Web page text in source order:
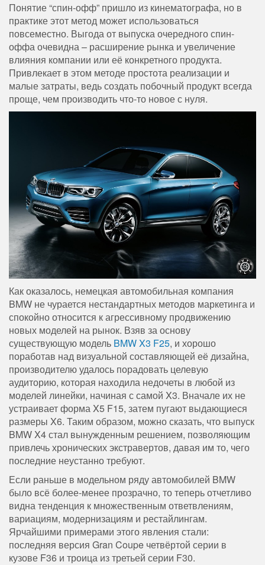
Понятие “спин-офф” пришло из кинематографа, но в
практике этот метод может использоваться
повсеместно. Выгода от выпуска очередного спин-
оффа очевидна – расширение рынка и увеличение
влияния компании или её конкретного продукта.
Привлекает в этом методе простота реализации и
малые затраты, ведь создать побочный продукт всегда
проще, чем производить что-то новое с нуля.
Как оказалось, немецкая автомобильная компания
BMW не чурается нестандартных методов маркетинга и
спокойно относится к агрессивному продвижению
новых моделей на рынок. Взяв за основу
существующую модель BMW X3 F25, и хорошо
поработав над визуальной составляющей её дизайна,
производителю удалось порадовать целевую
аудиторию, которая находила недочеты в любой из
моделей линейки, начиная с самой X3. Вначале их не
устраивает форма X5 F15, затем пугают выдающиеся
размеры X6. Таким образом, можно сказать, что выпуск
BMW X4 стал вынужденным решением, позволяющим
привлечь хронических экстравертов, давая им то, чего
последние неустанно требуют.
Если раньше в модельном ряду автомобилей BMW
было всё более-менее прозрачно, то теперь отчетливо
видна тенденция к множественным ответвлениям,
вариациям, модернизациям и рестайлингам.
Ярчайшими примерами этого явления стали:
последняя версия Gran Coupe четвёртой серии в
кузове F36 и троица из третьей серии F30.